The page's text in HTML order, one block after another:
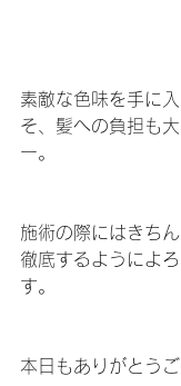
素敵な色味を手に
そ、髪への負担も
ー。
施術の際にはきち
徹底するようによ
す。
本日もありがとうご